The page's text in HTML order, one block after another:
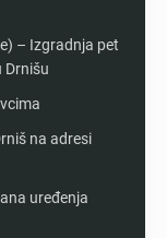
– Izgradnja pet
Drnišu
na adresi
uređenja